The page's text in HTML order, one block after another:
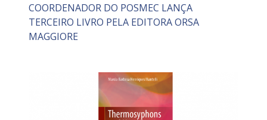
COORDENADOR DO POSMEC LANÇA
TERCEIRO LIVRO PELA EDITORA ORSA
MAGGIORE